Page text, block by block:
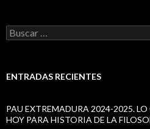
B
u
a
ENTRADAS RECIENTES
PAU EXTREMADURA 2024-2025. LO
HOY PARA HISTORIA DE LA